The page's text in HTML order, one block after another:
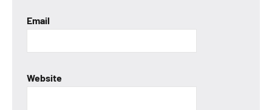
Email
Website